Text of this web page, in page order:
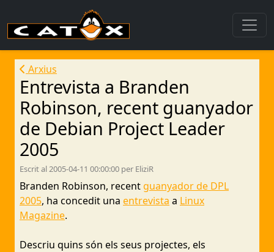
Arxius
Entrevista a Branden
Robinson, recent guanyador
de Debian Project Leader
2005
Escrit al 2005-04-11 00:00:00 per EliziR
Branden Robinson, recent guanyador de DPL
2005, ha concedit una entrevista a Linux
Magazine.
Descriu quins són els seus projectes, els